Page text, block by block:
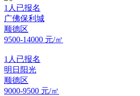
1 人已报名
广佛保利城
顺德区
9500-14000 元/㎡
1 人已报名
明日阳光
顺德区
9000-9500 元/㎡